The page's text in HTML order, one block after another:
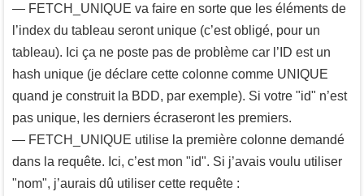
— FETCH_UNIQUE va faire en sorte que les éléments de
l’index du tableau seront unique (c’est obligé, pour un
tableau). Ici ça ne poste pas de problème car l’ID est un
hash unique (je déclare cette colonne comme UNIQUE
quand je construit la BDD, par exemple). Si votre "id" n’est
pas unique, les derniers écraseront les premiers.
— FETCH_UNIQUE utilise la première colonne demandé
dans la requête. Ici, c’est mon "id". Si j’avais voulu utiliser
"nom", j’aurais dû utiliser cette requête :